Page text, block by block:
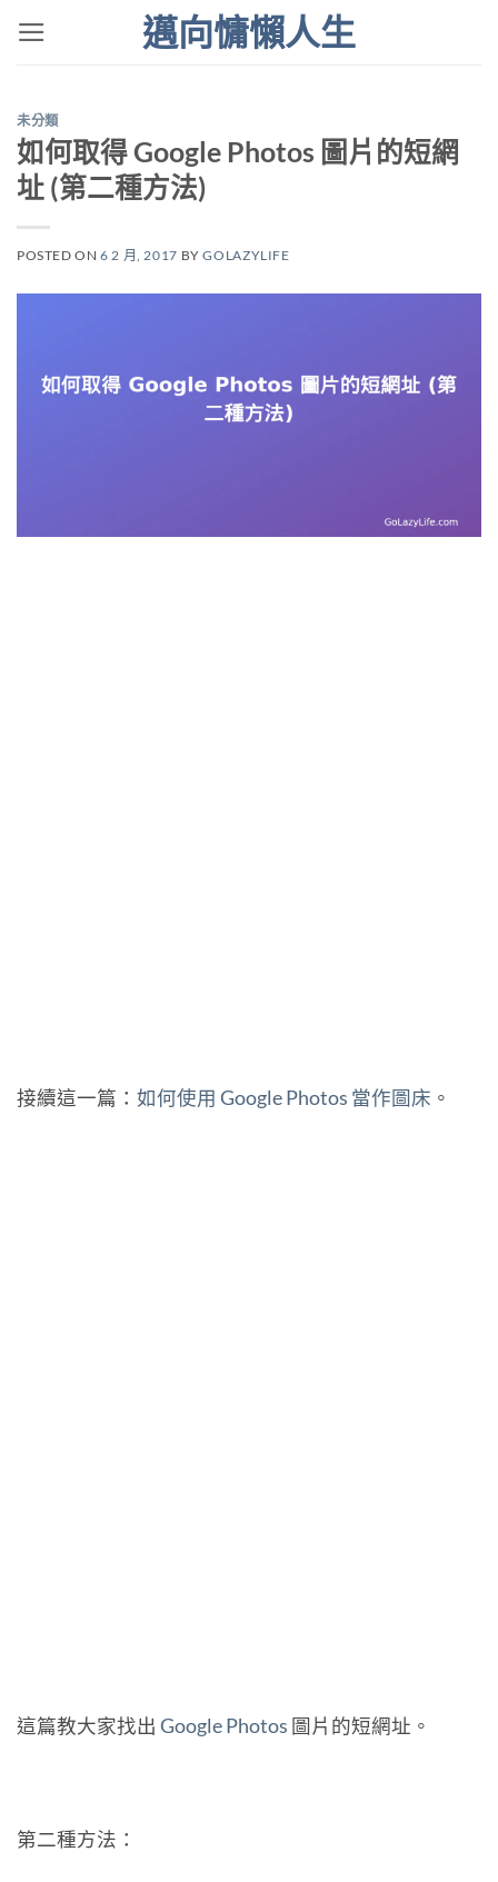
邁向慵懶人生
未分類
如何取得 Google Photos 圖片的短網
址 (第二種方法)
POSTED ON6 2 月, 2017 BYGOLAZYLIFE
接續這一篇： 如何使用 Google Photos 當作圖床 。
這篇教大家找出 Google Photos 圖片的短網址。
第二種方法：